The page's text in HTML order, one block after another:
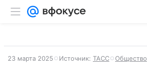
23 марта 2025 Источник: ТАСС Общество